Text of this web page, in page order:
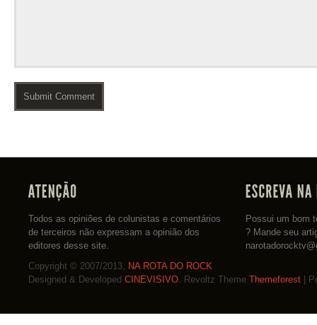
Todos as opiniões de colunistas e comentários
de terceiros não expressam a opinião dos
editores desse site.
Possui um bom
? Mande seu
Copyright © 2007/2013,
NA ROTA DO ROCK
Designed & Developed CINEVISIVO . Revoltz Theme Themeforest |